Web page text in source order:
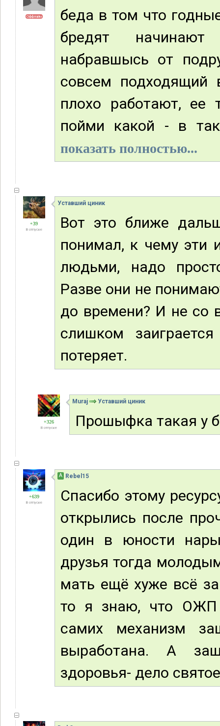
Оффлайн
беда в том что
бредят начинают
набравшысь от
совсем подходящий
плохо работают, ее
пойми какой - в
показать полностью...
+39
В отпуске
Уставший циник
Вот это ближе
понимал, к чему эти
людьми, надо
Разве они не
до времени? И не со
слишком
потеряет.
+326
В отпуске
Muraj Уставший циник
Прошыфка такая у
+639
В отпуске
А Rebel15
Спасибо этому
открылись после
один в юности
друзья тогда
мать ещё хуже всё
то я знаю, что ОЖП
самих механизм
выработана. А
здоровья- дело